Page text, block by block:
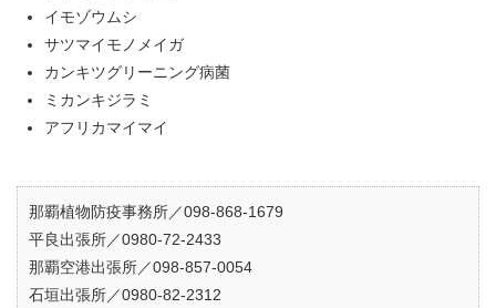
イモゾウムシ
サツマイモノメイガ
カンキツグリーニング病菌
ミカンキジラミ
アフリカマイマイ
那覇植物防疫事務所／098-868-1679
平良出張所／0980-72-2433
那覇空港出張所／098-857-0054
石垣出張所／0980-82-2312